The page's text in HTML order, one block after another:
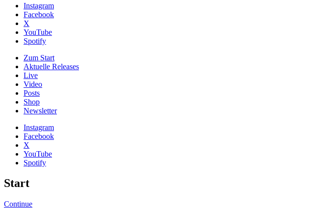
Instagram
Facebook
X
YouTube
Spotify
Zum Start
Aktuelle Releases
Live
Video
Posts
Shop
News­letter
Instagram
Facebook
X
YouTube
Spotify
Start
Continue